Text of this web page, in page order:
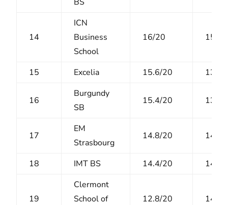
14
ICN
Business
School
16/20 15.4/
15 Excelia 15.6/20 13.7/
16
Burgundy
SB
15.4/20 13.6/
17
EM
Strasbourg
14.8/20 14.4/
18 IMT BS 14.4/20 14.2/
19
Clermont
School of
12.8/20 14.5/